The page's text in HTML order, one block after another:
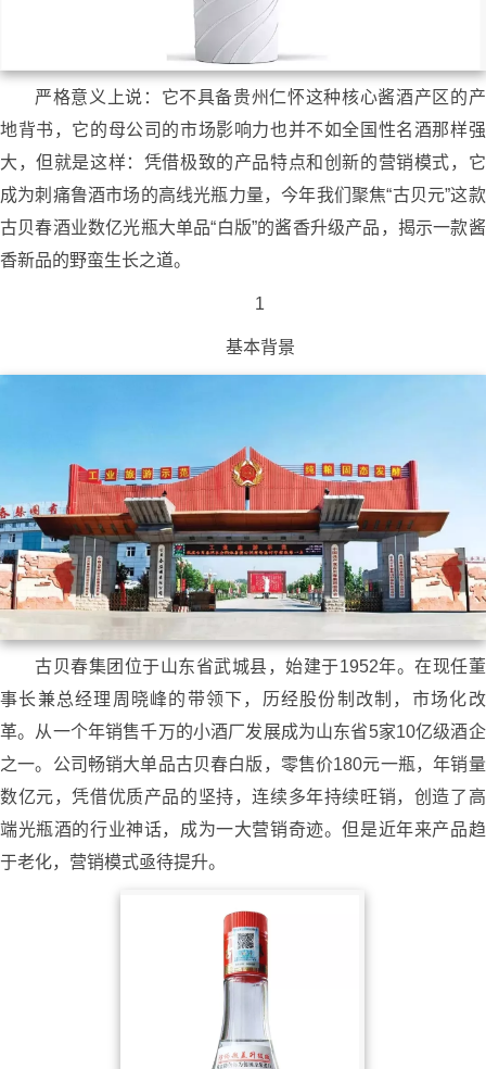
严格意义上说：它不具备贵州仁怀这种核心酱酒产区的产
地背书，它的母公司的市场影响力也并不如全国性名酒那样强
大，但就是这样：凭借极致的产品特点和创新的营销模式，它
成为刺痛鲁酒市场的高线光瓶力量，今年我们聚焦“古贝元”这款
古贝春酒业数亿光瓶大单品“白版”的酱香升级产品，揭示一款酱
香新品的野蛮生长之道。
1
基本背景
古贝春集团位于山东省武城县，始建于1952年。在现任董
事长兼总经理周晓峰的带领下，历经股份制改制，市场化改
革。从一个年销售千万的小酒厂发展成为山东省5家10亿级酒企
之一。公司畅销大单品古贝春白版，零售价180元一瓶，年销量
数亿元，凭借优质产品的坚持，连续多年持续旺销，创造了高
端光瓶酒的行业神话，成为一大营销奇迹。但是近年来产品趋
于老化，营销模式亟待提升。